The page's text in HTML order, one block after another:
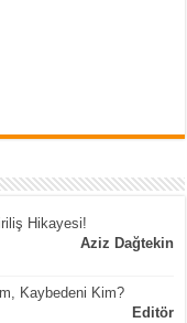
Hikayesi!
Aziz Dağtekin
Kaybedeni Kim?
Editör